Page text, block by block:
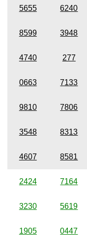
5655 6240
8599 3948
4740 277
0663 7133
9810 7806
3548 8313
4607 8581
2424 7164
3230 5619
1905 0447